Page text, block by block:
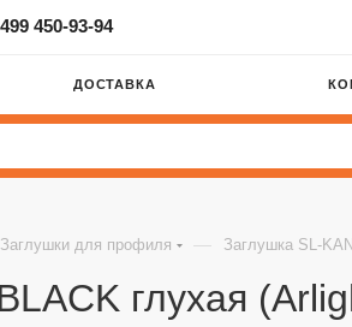
450-93-94
ДОСТАВКА
Заглушки для профиля — Заглушка SL-
глухая